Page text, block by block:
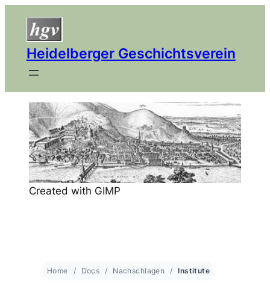
Heidelberger Geschichtsverein
Created with GIMP
Home Docs Nachschlagen Institute